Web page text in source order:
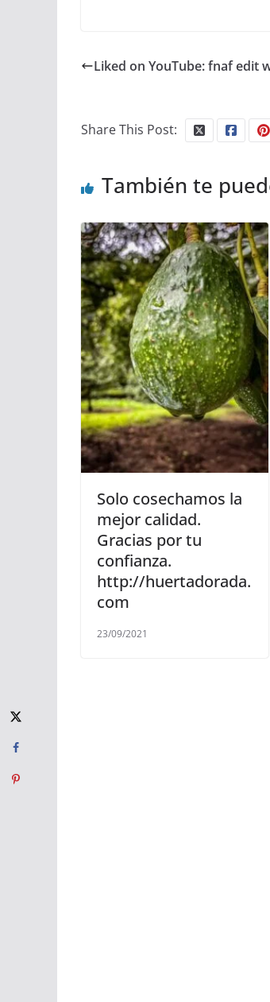
Liked on YouTube: fnaf edit
Share This Post:
También te
Solo cosechamos la
mejor calidad.
Gracias por tu
confianza.
http://huertadorada.
com
23/09/2021